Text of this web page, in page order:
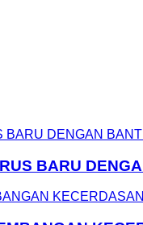
BARU